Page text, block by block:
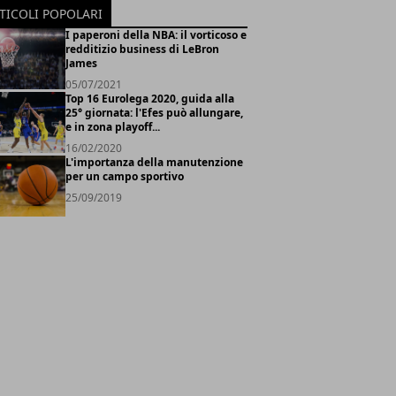
POPOLARI
I paperoni della NBA: il vorticoso e
redditizio business di LeBron
James
05/07/2021
Top 16 Eurolega 2020, guida alla
25° giornata: l'Efes può allungare,
e in zona playoff...
16/02/2020
L'importanza della manutenzione
per un campo sportivo
25/09/2019